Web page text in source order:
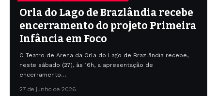
Orla do Lago de Brazlândia recebe
encerramento do projeto Primeira
Infância em Foco
O Teatro de Arena da Orla do Lago de Brazlândia recebe,
neste sábado (27), às 16h, a apresentação de
encerramento…
27 de junho de 2026